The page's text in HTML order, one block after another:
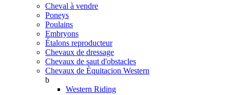
Cheval à vendre
Poneys
Poulains
Embryons
Étalons reproducteur
Chevaux de dressage
Chevaux de saut d'obstacles
Chevaux de Èquitacion Western
b
Western Riding